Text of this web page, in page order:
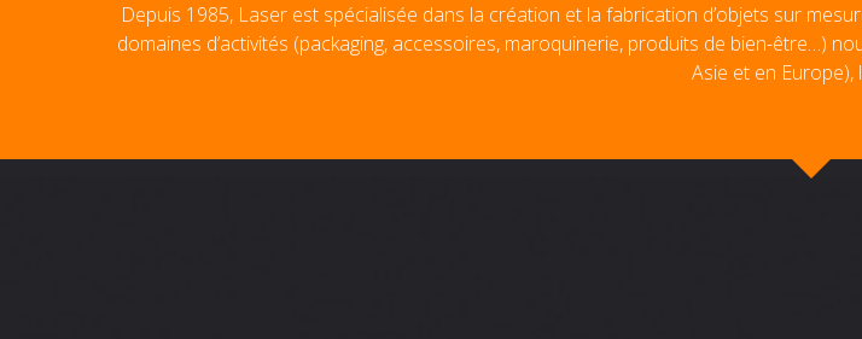
Depuis 1985, Laser est spécialisée dans la création et la fabrication d’objets sur
domaines d’activités (packaging, accessoires, maroquinerie, produits de bien-être…)
Asie et en Europe),